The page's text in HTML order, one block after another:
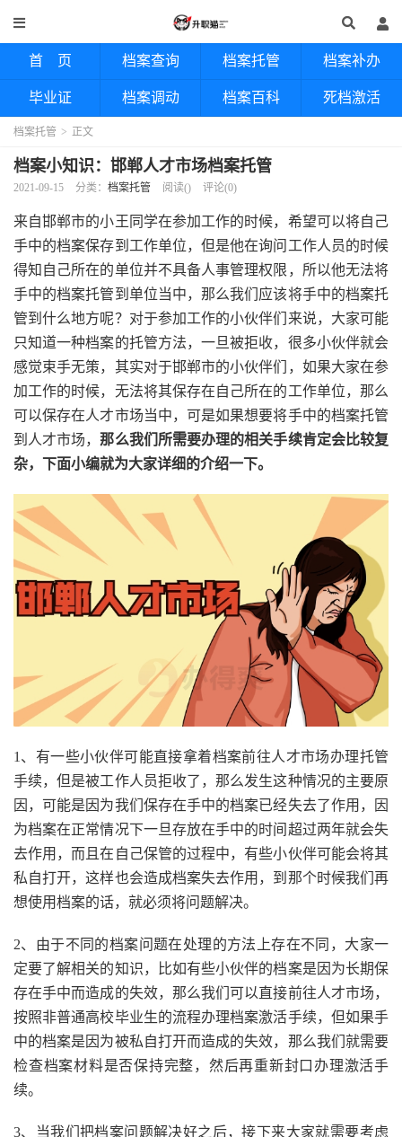
首 页 档案查询 档案托管 档案补办
毕业证 档案调动 档案百科 死档激活
档案托管 > 正文
档案小知识：邯郸人才市场档案托管
2021-09-15 分类： 档案托管 阅读() 评论(0)
来自邯郸市的小王同学在参加工作的时候，希望可以将自己
手中的档案保存到工作单位，但是他在询问工作人员的时候
得知自己所在的单位并不具备人事管理权限，所以他无法将
手中的档案托管到单位当中，那么我们应该将手中的档案托
管到什么地方呢？对于参加工作的小伙伴们来说，大家可能
只知道一种档案的托管方法，一旦被拒收，很多小伙伴就会
感觉束手无策，其实对于邯郸市的小伙伴们，如果大家在参
加工作的时候，无法将其保存在自己所在的工作单位，那么
可以保存在人才市场当中，可是如果想要将手中的档案托管
到人才市场， 那么我们所需要办理的相关手续肯定会比较复
杂，下面小编就为大家详细的介绍一下。
1、有一些小伙伴可能直接拿着档案前往人才市场办理托管
手续，但是被工作人员拒收了，那么发生这种情况的主要原
因，可能是因为我们保存在手中的档案已经失去了作用，因
为档案在正常情况下一旦存放在手中的时间超过两年就会失
去作用，而且在自己保管的过程中，有些小伙伴可能会将其
私自打开，这样也会造成档案失去作用，到那个时候我们再
想使用档案的话，就必须将问题解决。
2、由于不同的档案问题在处理的方法上存在不同，大家一
定要了解相关的知识，比如有些小伙伴的档案是因为长期保
存在手中而造成的失效，那么我们可以直接前往人才市场，
按照非普通高校毕业生的流程办理档案激活手续，但如果手
中的档案是因为被私自打开而造成的失效，那么我们就需要
检查档案材料是否保持完整，然后再重新封口办理激活手
续。
3、当我们把档案问题解决好之后，接下来大家就需要考虑